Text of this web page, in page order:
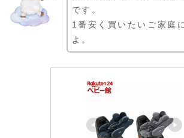
です。
1番安く買いたいご家庭
よ。